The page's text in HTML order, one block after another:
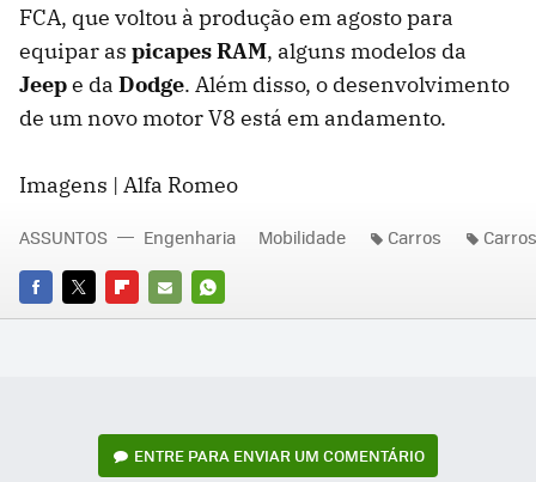
FCA, que voltou à produção em agosto para
equipar as picapes RAM, alguns modelos da
Jeepe da Dodge. Além disso, o desenvolvimento
de um novo motor V8 está em andamento.
Imagens | Alfa Romeo
FACEBOOK
TWITTERFLIPBOARD
E-
WHATSAPP
ASSUNTOS Engenharia Mobilidade Carros
ENTRE PARA ENVIAR UM COMENTÁRIO